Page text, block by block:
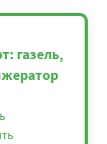
газель,